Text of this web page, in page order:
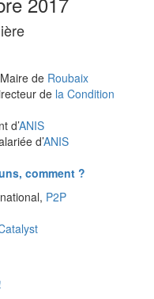
de Roubaix
de la Condition
d’ANIS
d’ANIS
comment ?
P2P